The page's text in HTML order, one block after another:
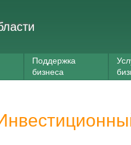
Поддержка
бизнеса